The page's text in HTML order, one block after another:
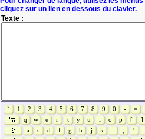
cliquez sur un lien en dessous du clavier.
Texte :
` 1 2 3 4 5 6 7 8 9 0 - =
q
w e r t y u i o p [
]
a
s d f g h j k l ;
'